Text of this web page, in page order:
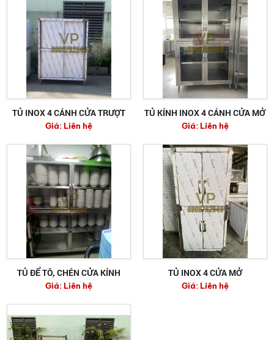
TỦ INOX 4 CÁNH CỬA TRƯỢT
Giá:Liên hệ
TỦ KÍNH INOX 4 CÁNH CỬA MỞ
Giá:Liên hệ
TỦ ĐỂ TÔ, CHÉN CỬA KÍNH
Giá:Liên hệ
TỦ INOX 4 CỬA MỞ
Giá:Liên hệ